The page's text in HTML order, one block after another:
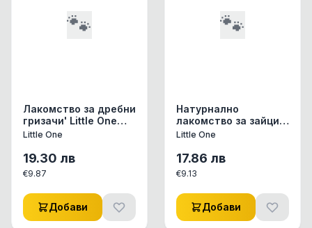
🐾
Лакомство за дребни
гризачи' Little One
Tunnel вкусен тунел
моркови и тиквички 1
бр.
Little One
19.30 лв
€9.87
Добави
🐾
Натурнално
лакомство за зайци и
гризачи Little One
камбанка от ливадно
сено и червено
просо 150гр. 1 бр.
Little One
17.86 лв
€9.13
Добави